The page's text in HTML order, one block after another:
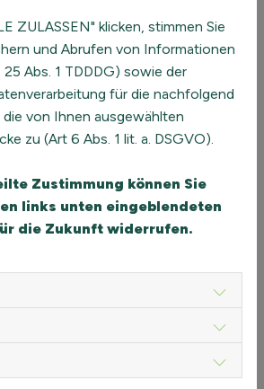
aus dem Nacheinander so oft es geht
und Gleichzeitig.
möglichst viele Kleingruppen oder
den großen Gesamt-
MACHEN WIR?
suchen Teams nach wie vor den
in live-Veranstaltungen. Konflikte,
verminderter, sozialer
remote-Zusammenarbeit, … sind
und Abteilungen den live-Kontakt
ZULASSEN" klicken, stimmen Sie
und Abrufen von Informationen
Abs. 1 TDDDG) sowie der
für die nachfolgend
von Ihnen ausgewählten
zu (Art 6 Abs. 1 lit. a. DSGVO).
Zustimmung können Sie
links unten eingeblendeten
die Zukunft widerrufen.